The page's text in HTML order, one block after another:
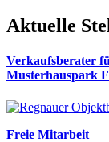
Aktuelle
Verkaufsberater
Musterhauspark
Freie Mitarbeit